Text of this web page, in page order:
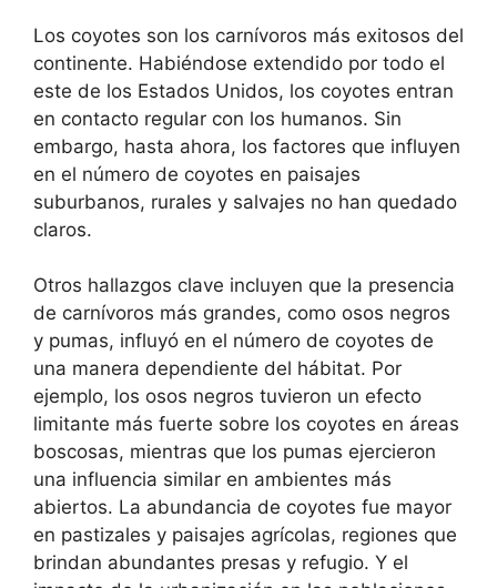
Los coyotes son los carnívoros más exitosos del
continente. Habiéndose extendido por todo el
este de los Estados Unidos, los coyotes entran
en contacto regular con los humanos. Sin
embargo, hasta ahora, los factores que influyen
en el número de coyotes en paisajes
suburbanos, rurales y salvajes no han quedado
claros.
Otros hallazgos clave incluyen que la presencia
de carnívoros más grandes, como osos negros
y pumas, influyó en el número de coyotes de
una manera dependiente del hábitat. Por
ejemplo, los osos negros tuvieron un efecto
limitante más fuerte sobre los coyotes en áreas
boscosas, mientras que los pumas ejercieron
una influencia similar en ambientes más
abiertos. La abundancia de coyotes fue mayor
en pastizales y paisajes agrícolas, regiones que
brindan abundantes presas y refugio. Y el